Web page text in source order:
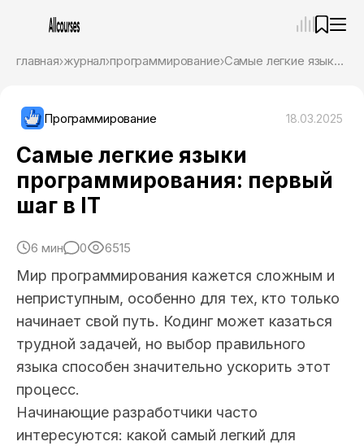
главная журнал программирование Самые легкие языки программирования: первый шаг в IT
Программирование 18.03.2025
Самые легкие языки
программирования: первый
шаг в IT
6 мин 0 6515
Мир программирования кажется сложным и
неприступным, особенно для тех, кто только
начинает свой путь. Кодинг может казаться
трудной задачей, но выбор правильного
языка способен значительно ускорить этот
процесс.
Начинающие разработчики часто
интересуются: какой самый легкий для
Привет! Я Ваш карьерный навигатор. Подберу
курсы, которые соответствует именно вашим
Пожалуйста, ответьте на несколько вопросов,
чтобы начать.
Приступим?